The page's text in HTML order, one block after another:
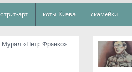
стрит-арт коты Киева скамейки
Мурал «Петр Франко»...